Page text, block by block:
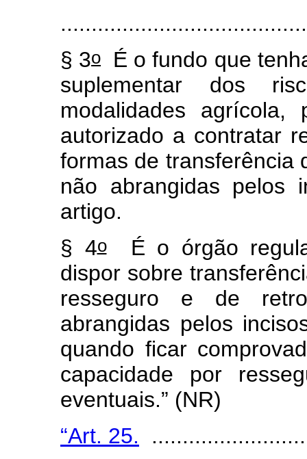
§ 3oÉ o fundo que
suplementar dos
modalidades agrícola,
autorizado a contratar
formas de transferência
não abrangidas
artigo.
§ 4oÉ o órgão
dispor sobre
resseguro e de
abrangidas pelos
quando ficar
capacidade por
eventuais.” (NR)
“Art. 25.